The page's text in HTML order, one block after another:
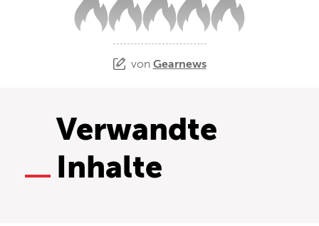
von Gearnews
Verwandte
Inhalte